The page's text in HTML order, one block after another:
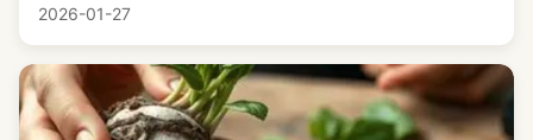
2026-01-27